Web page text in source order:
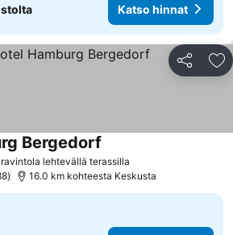
Katso hinnat
Jaa
lehtevällä terassilla
Bergedorf
16.0 km kohteesta Keskusta